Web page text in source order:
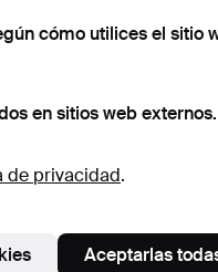
cómo utilices el sitio
en sitios web externos.
de privacidad.
Aceptarlas